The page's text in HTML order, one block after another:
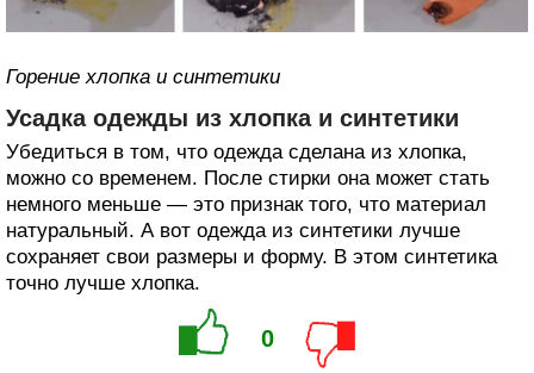
Горение хлопка и синтетики
Усадка одежды из хлопка и синтетики
Убедиться в том, что одежда сделана из хлопка,
можно со временем. После стирки она может стать
немного меньше — это признак того, что материал
натуральный. А вот одежда из синтетики лучше
сохраняет свои размеры и форму. В этом синтетика
точно лучше хлопка.
0